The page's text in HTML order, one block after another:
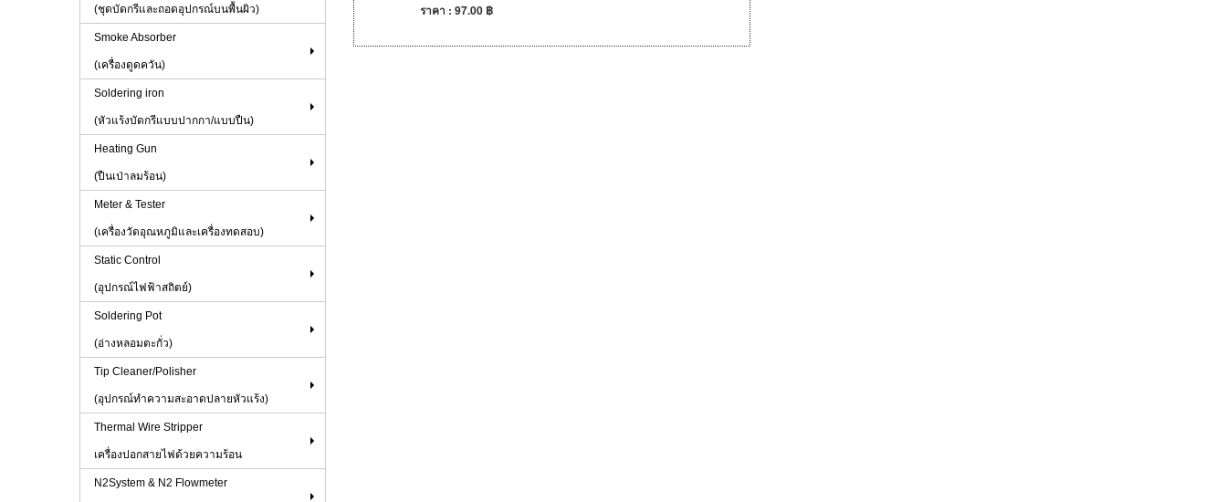
(ชุดบัดกรีและถอดอุปกรณ์บนพื้นผิว)
Smoke Absorber
(เครื่องดูดควัน)
Soldering iron
(หัวแร้งบัดกรีแบบปากกา/แบบปืน)
Heating Gun
(ปืนเป่าลมร้อน)
Meter & Tester
(เครื่องวัดอุณหภูมิและเครื่องทดสอบ)
Static Control
(อุปกรณ์ไฟฟ้าสถิตย์)
Soldering Pot
(อ่างหลอมตะกั่ว)
Tip Cleaner/Polisher
(อุปกรณ์ทำความสะอาดปลายหัวแร้ง)
Thermal Wire Stripper
เครื่องปอกสายไฟด้วยความร้อน
N2System & N2 Flowmeter
ราคา : 97.00 ฿